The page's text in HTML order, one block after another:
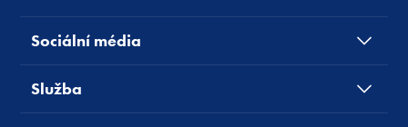
Sociální média
Služba